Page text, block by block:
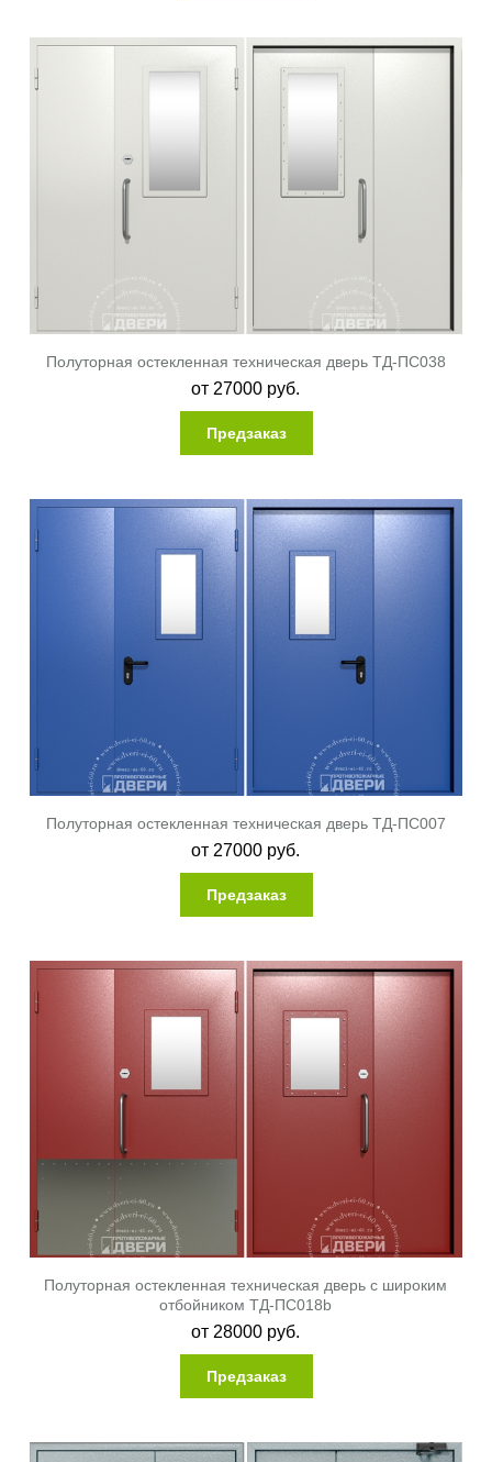
Полуторная остекленная техническая дверь ТД-ПС038
от 27000 руб.
Предзаказ
Полуторная остекленная техническая дверь ТД-ПС007
от 27000 руб.
Предзаказ
Полуторная остекленная техническая дверь с широким
отбойником ТД-ПС018b
от 28000 руб.
Предзаказ